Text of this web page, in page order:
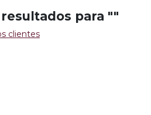
para ""
clientes